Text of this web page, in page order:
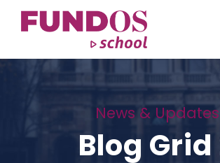
News & Updates
Blog Grid